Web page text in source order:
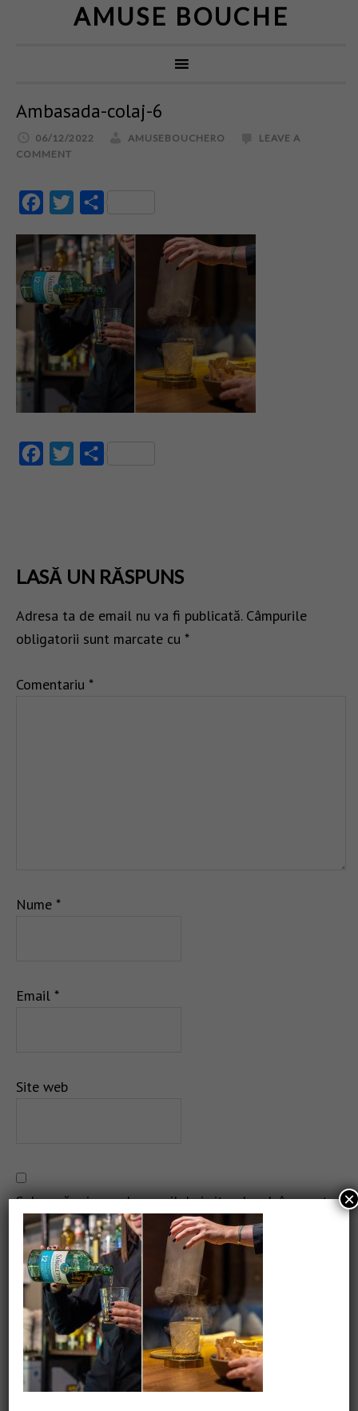
AMUSE BOUCHE
Ambasada-colaj-6
06/12/2022 AMUSEBOUCHERO
LEAVE A
COMMENT
FacebookTwitter
FacebookTwitter
LASĂ UN RĂSPUNS
Adresa ta de email nu va fi publicată. Câmpurile
obligatorii sunt marcate cu *
Comentariu *
Nume *
Email *
Site web
Salvează-mi numele, emailul și site-ul web în acest
navigator pentru data viitoare când o să comentez.
CAUTARE
×